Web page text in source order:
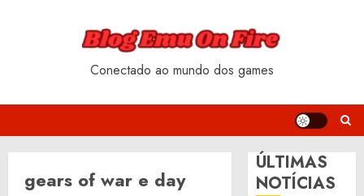
Conectado ao mundo dos games
gears of war e day
ÚLTIMAS
NOTÍCIAS